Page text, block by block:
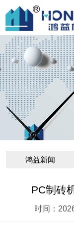
鸿益新闻
PC制砖
时间：